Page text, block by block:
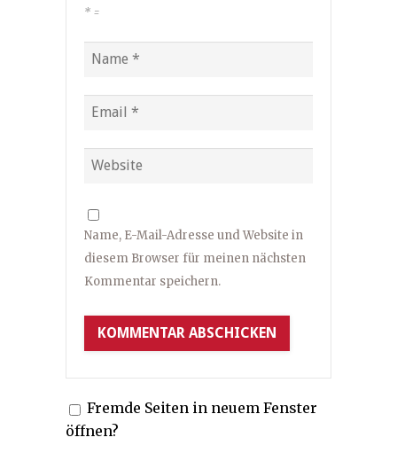
* =
Name, E-Mail-Adresse und Website in
diesem Browser für meinen nächsten
Kommentar speichern.
Fremde Seiten in neuem Fenster
öffnen?